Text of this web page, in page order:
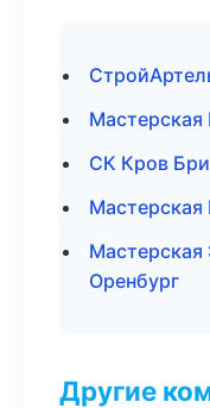
СК Кров
Оренбург
Другие